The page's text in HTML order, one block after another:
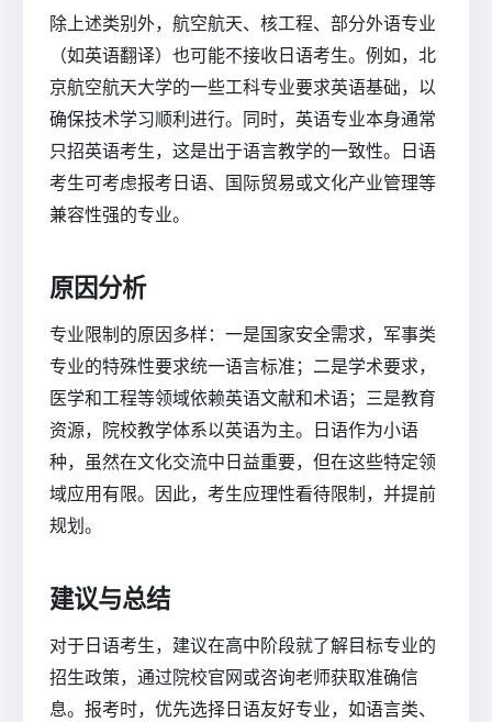
除上述类别外，航空航天、核工程、部分外语专业
（如英语翻译）也可能不接收日语考生。例如，北
京航空航天大学的一些工科专业要求英语基础，以
确保技术学习顺利进行。同时，英语专业本身通常
只招英语考生，这是出于语言教学的一致性。日语
考生可考虑报考日语、国际贸易或文化产业管理等
兼容性强的专业。
原因分析
专业限制的原因多样：一是国家安全需求，军事类
专业的特殊性要求统一语言标准；二是学术要求，
医学和工程等领域依赖英语文献和术语；三是教育
资源，院校教学体系以英语为主。日语作为小语
种，虽然在文化交流中日益重要，但在这些特定领
域应用有限。因此，考生应理性看待限制，并提前
规划。
建议与总结
对于日语考生，建议在高中阶段就了解目标专业的
招生政策，通过院校官网或咨询老师获取准确信
息。报考时，优先选择日语友好专业，如语言类、